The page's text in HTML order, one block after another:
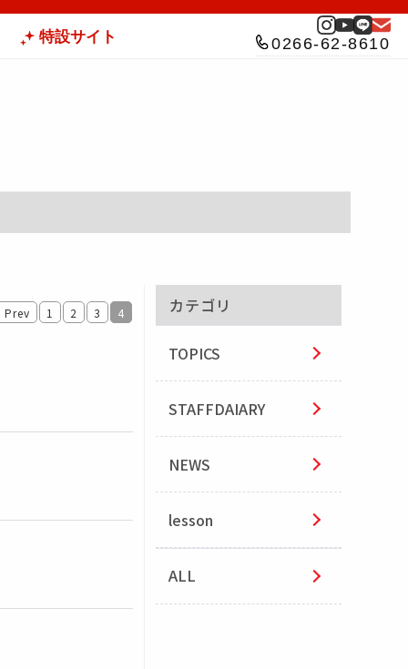
特設サイト 0266-62-8610
Prev 1 2 3 4 カテゴリ
TOPICS
STAFFDAIARY
NEWS
lesson
ALL